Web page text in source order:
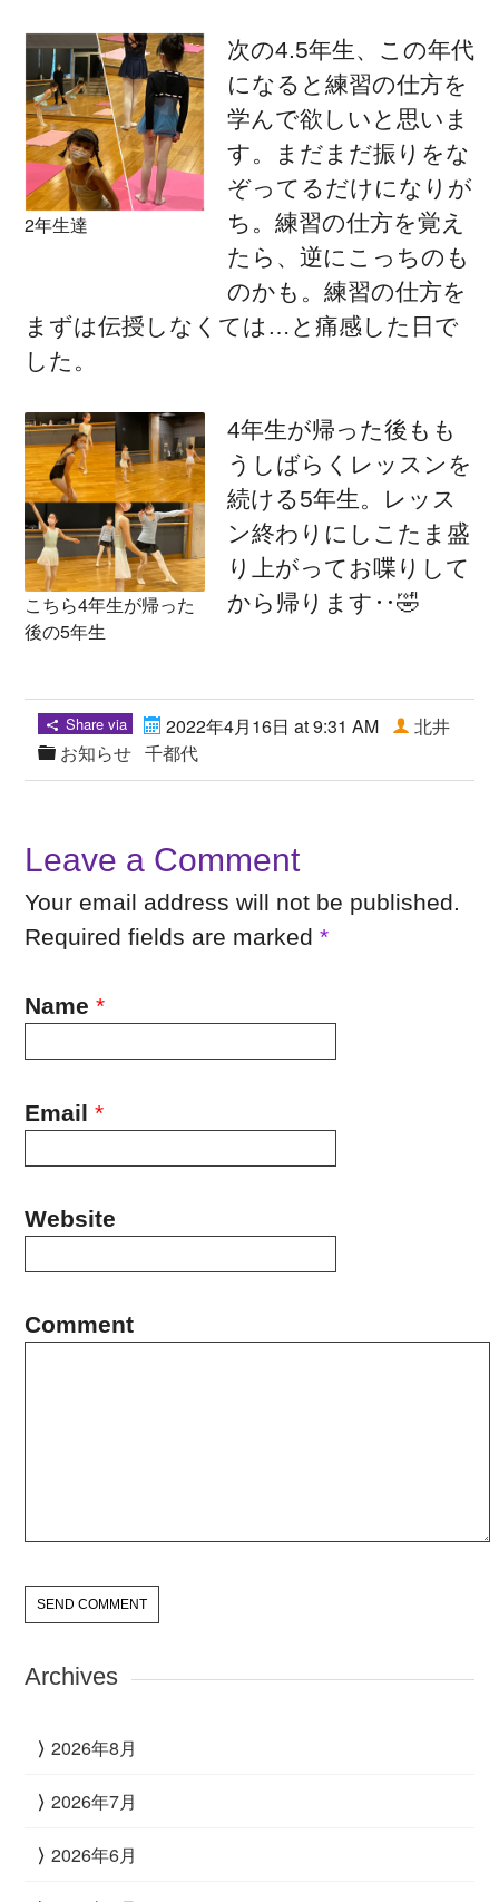
2年生達
次の4.5年生、この年代
になると練習の仕方を
学んで欲しいと思いま
す。まだまだ振りをな
ぞってるだけになりが
ち。練習の仕方を覚え
たら、逆にこっちのも
のかも。練習の仕方を
まずは伝授しなくては…と痛感した日で
した。
こちら4年生が帰った
後の5年生
4年生が帰った後もも
うしばらくレッスンを
続ける5年生。レッス
ン終わりにしこたま盛
り上がってお喋りして
から帰ります‥🤣
Share via
2022年4月16日 at 9:31 AM
お知らせ
北井
千都代
Leave a Comment
Your email address will not be published.
Required fields are marked*
Name *
Email *
Website
Comment
Archives
2026年8月
2026年7月
2026年6月